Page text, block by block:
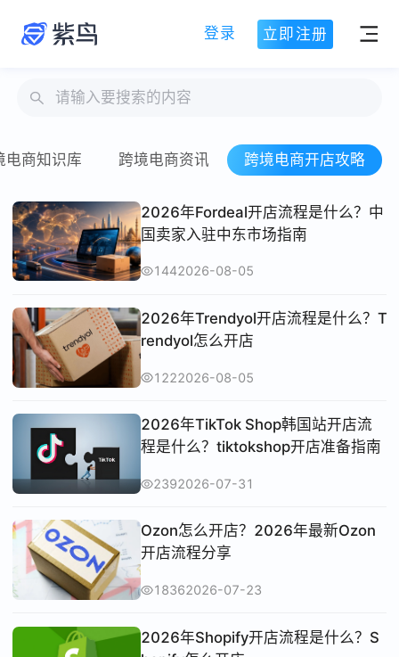
登录 立即注册
电商知识库 跨境电商资讯 跨境电商开店攻略
2026年Fordeal开店流程是什么？中
国卖家入驻中东市场指南
1442026-08-05
2026年Trendyol开店流程是什么？T
rendyol怎么开店
1222026-08-05
2026年TikTok Shop韩国站开店流
程是什么？tiktokshop开店准备指南
2392026-07-31
Ozon怎么开店？2026年最新Ozon
开店流程分享
18362026-07-23
2026年Shopify开店流程是什么？S